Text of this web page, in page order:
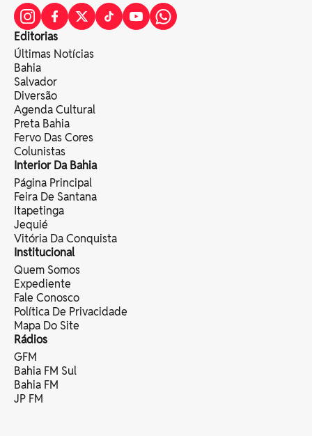
Editorias
Últimas Notícias
Bahia
Salvador
Diversão
Agenda Cultural
Preta Bahia
Fervo Das Cores
Colunistas
Interior Da Bahia
Página Principal
Feira De Santana
Itapetinga
Jequié
Vitória Da Conquista
Institucional
Quem Somos
Expediente
Fale Conosco
Política De Privacidade
Mapa Do Site
Rádios
GFM
Bahia FM Sul
Bahia FM
JP FM